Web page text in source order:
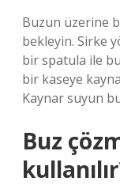
Buzun üzerine
bekleyin. Sirke
bir spatula ile
bir kaseye
Kaynar suyun
Buz